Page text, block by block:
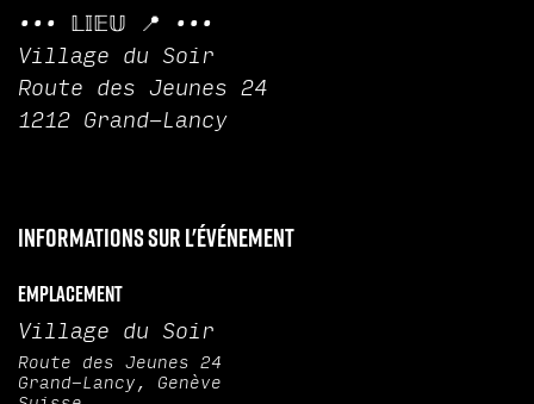
••• 𝕃𝕀𝔼𝕌 📍 •••
Village du Soir
Route des Jeunes 24
1212 Grand-Lancy
Informations sur l'événement
Emplacement
Village du Soir
Route des Jeunes 24
Grand-Lancy, Genève